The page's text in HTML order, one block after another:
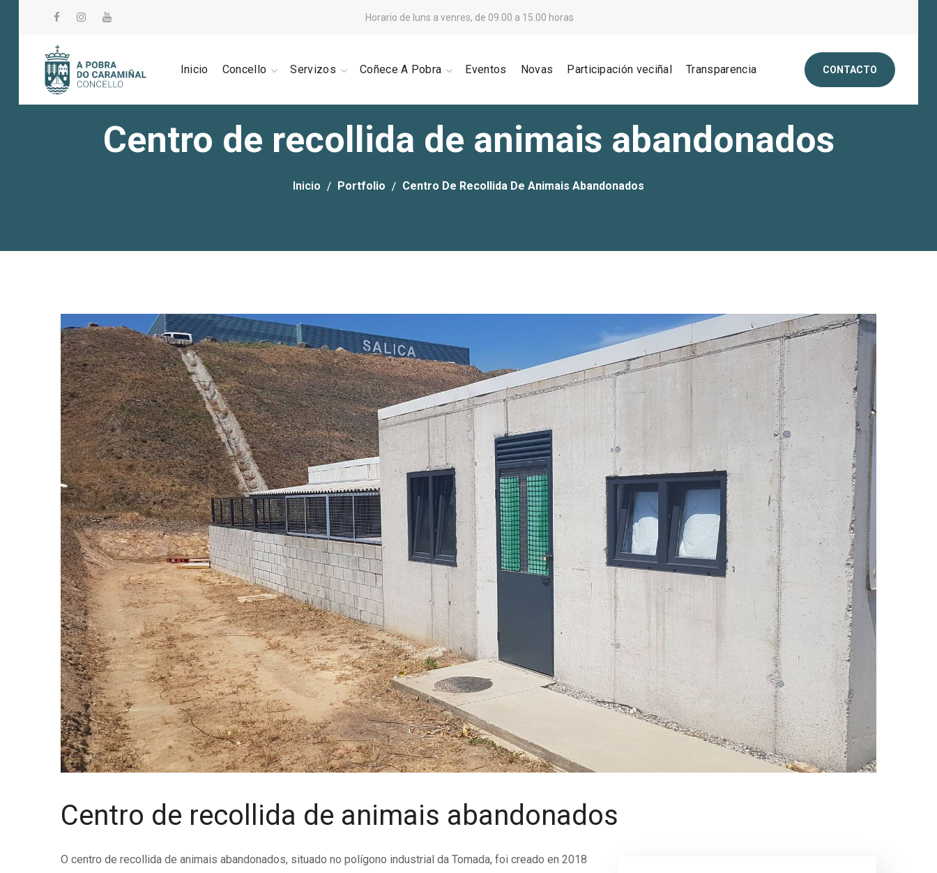
Horario de luns a venres, de 09.00 a 15.00 horas
Inicio Concello Servizos Coñece A Pobra Eventos Novas Participación veciñal Transparencia CONTACTO
Centro de recollida de animais abandonados
Inicio Portfolio Centro De Recollida De Animais Abandonados
Centro de recollida de animais abandonados
O centro de recollida de animais abandonados, situado no polígono industrial da Tomada, foi creado en 2018